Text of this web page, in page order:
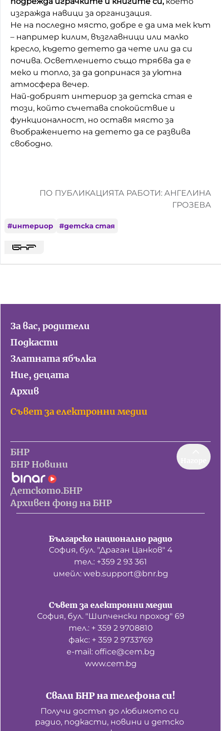
изгражда навици за организация.
Не на последно място, добре е да има мек кът
– например килим, възглавници или малко
кресло, където детето да чете или да си
почива. Осветлението също трябва да е
меко и топло, за да допринася за уютна
атмосфера вечер.
Най-добрият интериор за детска стая е
този, който съчетава спокойствие и
функционалност, но оставя място за
въображението на детето да се развива
свободно.
ПО ПУБЛИКАЦИЯТА РАБОТИ: АНГЕЛИНА
ГРОЗЕВА
#интериор #детска стая
За вас, родители
Подкасти
Златната ябълка
Ние, децата
Архив
Съвет за електронни медии
БНР
БНР Новини
Детското.БНР
Архивен фонд на БНР
Българско национално радио
София, бул. "Драган Цанков" 4
тел.: +359 2 93 361
имейл: web.support@bnr.bg
Свали БНР на телефона си!
Получи достъп до любимото си
радио, подкасти, новини и детско
Съвет за електронни медии
София, бул. "Шипченски проход" 69
тел.: + 359 2 9708810
факс: + 359 2 9733769
е-mail: office@cem.bg
www.cem.bg